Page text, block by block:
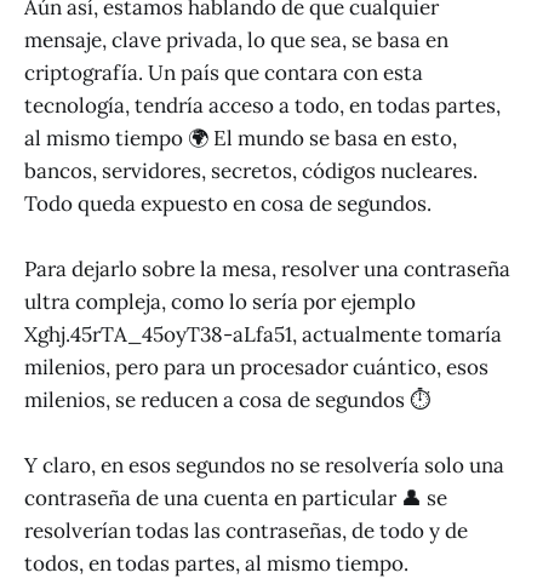
Aún así, estamos hablando de que cualquier
mensaje, clave privada, lo que sea, se basa en
criptografía. Un país que contara con esta
tecnología, tendría acceso a todo, en todas partes,
al mismo tiempo 🌍 El mundo se basa en esto,
bancos, servidores, secretos, códigos nucleares.
Todo queda expuesto en cosa de segundos.
Para dejarlo sobre la mesa, resolver una contraseña
ultra compleja, como lo sería por ejemplo
Xghj.45rTA_45oyT38-aLfa51, actualmente tomaría
milenios, pero para un procesador cuántico, esos
milenios, se reducen a cosa de segundos ⏱
Y claro, en esos segundos no se resolvería solo una
contraseña de una cuenta en particular 👤 se
resolverían todas las contraseñas, de todo y de
todos, en todas partes, al mismo tiempo.